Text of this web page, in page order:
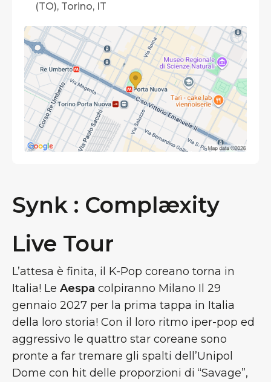
Synk : Complæxity
Live Tour
L’attesa è finita, il K-Pop coreano torna in
Italia! Le Aespa colpiranno Milano Il 29
gennaio 2027 per la prima tappa in Italia
della loro storia! Con il loro ritmo iper-pop ed
aggressivo le quattro star coreane sono
pronte a far tremare gli spalti dell’Unipol
Dome con hit delle proporzioni di “Savage”,
(TO), Torino, IT